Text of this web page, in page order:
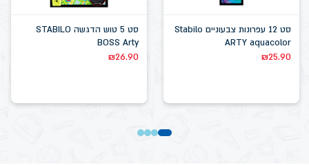
סט 12 עפרונות צבעוניים Stabilo
ARTY aquacolor
₪25.90
סט 5 טוש הדגשה STABILO
BOSS Arty
₪26.90